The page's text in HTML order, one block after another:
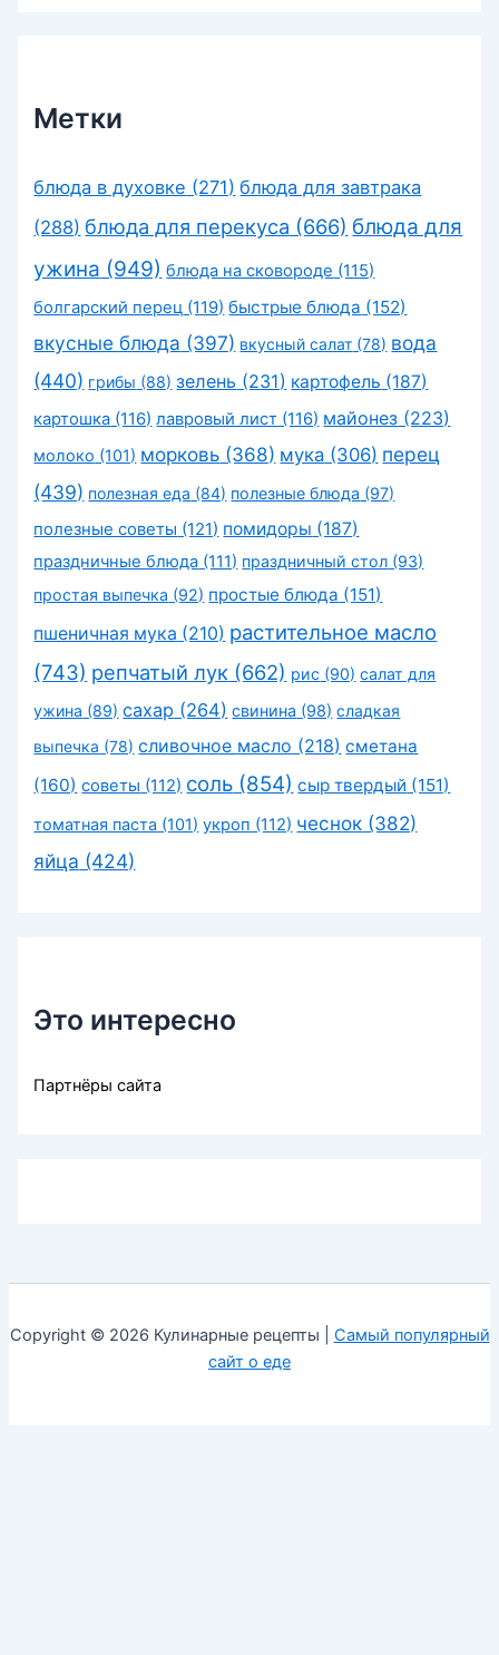
Метки
блюда в духовке (271) блюда для завтрака
(288) блюда для перекуса (666) блюда для
ужина (949) блюда на сковороде (115)
болгарский перец (119) быстрые блюда (152)
вкусные блюда (397) вкусный салат (78) вода
(440) грибы (88) зелень (231) картофель (187)
картошка (116) лавровый лист (116) майонез (223)
молоко (101) морковь (368) мука (306) перец
(439) полезная еда (84) полезные блюда (97)
полезные советы (121) помидоры (187)
праздничные блюда (111) праздничный стол (93)
простая выпечка (92) простые блюда (151)
пшеничная мука (210) растительное масло
(743) репчатый лук (662) рис (90) салат для
ужина (89) сахар (264) свинина (98) сладкая
выпечка (78) сливочное масло (218) сметана
(160) советы (112) соль (854) сыр твердый (151)
томатная паста (101) укроп (112) чеснок (382)
яйца (424)
Это интересно
Партнёры сайта
Copyright © 2026 Кулинарные рецепты | Самый популярный
сайт о еде